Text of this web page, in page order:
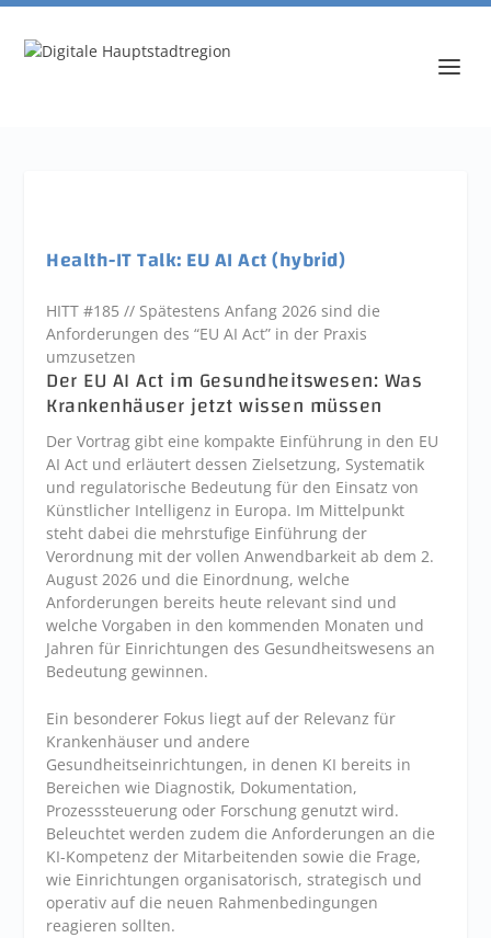
Health-IT Talk: EU AI Act (hybrid)
HITT #185 // Spätestens Anfang 2026 sind die
Anforderungen des “EU AI Act” in der Praxis
umzusetzen
Der EU AI Act im Gesundheitswesen: Was
Krankenhäuser jetzt wissen müssen
Der Vortrag gibt eine kompakte Einführung in den EU
AI Act und erläutert dessen Zielsetzung, Systematik
und regulatorische Bedeutung für den Einsatz von
Künstlicher Intelligenz in Europa. Im Mittelpunkt
steht dabei die mehrstufige Einführung der
Verordnung mit der vollen Anwendbarkeit ab dem 2.
August 2026 und die Einordnung, welche
Anforderungen bereits heute relevant sind und
welche Vorgaben in den kommenden Monaten und
Jahren für Einrichtungen des Gesundheitswesens an
Bedeutung gewinnen.
Ein besonderer Fokus liegt auf der Relevanz für
Krankenhäuser und andere
Gesundheitseinrichtungen, in denen KI bereits in
Bereichen wie Diagnostik, Dokumentation,
Prozesssteuerung oder Forschung genutzt wird.
Beleuchtet werden zudem die Anforderungen an die
KI-Kompetenz der Mitarbeitenden sowie die Frage,
wie Einrichtungen organisatorisch, strategisch und
operativ auf die neuen Rahmenbedingungen
reagieren sollten.